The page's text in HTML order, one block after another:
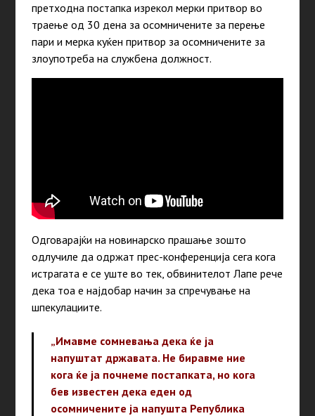
претходна постапка изрекол мерки притвор во
траење од 30 дена за осомничените за перење
пари и мерка куќен притвор за осомничените за
злоупотреба на службена должност.
Одговарајќи на новинарско прашање зошто
одлучиле да одржат прес-конференција сега кога
истрагата е се уште во тек, обвинителот Лапе рече
дека тоа е најдобар начин за спречување на
шпекулациите.
„Имавме сомневања дека ќе ја
напуштат државата. Не биравме ние
кога ќе ја почнеме постапката, но кога
бев известен дека еден од
осомничените ја напушта Република